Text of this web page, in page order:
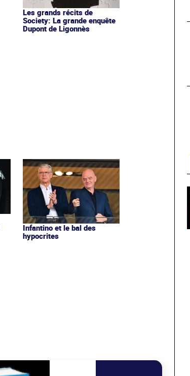
Les grands récits de
Society: La grande enquête
Dupont de Ligonnès
Infantino et le bal des
hypocrites